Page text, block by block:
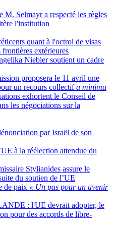
M. Selmayr a respecté les règles
l'institution
quant à l'octroi de visas
extérieures
Niebler soutient un cadre
proposera le 11 avril une
un recours collectifa minima
exhortent le Conseil de
les négociations sur la
par Israël de son
à la réélection attendue du
Stylianides assure le
du soutien de l’UE
de paix « Un pas pour un avenir
: l'UE devrait adopter, le
pour des accords de libre-